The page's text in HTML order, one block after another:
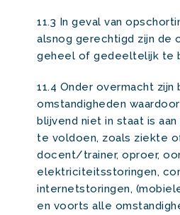
11.3 In geval van
alsnog gerechtigd zijn de
geheel of gedeeltelijk te
11.4 Onder overmacht
omstandigheden
blijvend niet in staat is
te voldoen, zoals ziekte
docent/trainer, oproer,
elektriciteitsstoringen,
internetstoringen,
en voorts alle